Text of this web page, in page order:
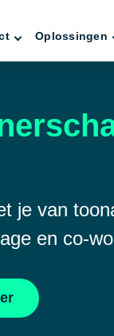
Oplossingen
je van
en co-